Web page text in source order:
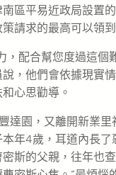
區平易近政局設置
請求的最高可以領
，配合幫您度過這個
，他們會依據現實
心思勸導。
達園，又離開新業里
年4歲，耳道內長了
斯的父親，往年也